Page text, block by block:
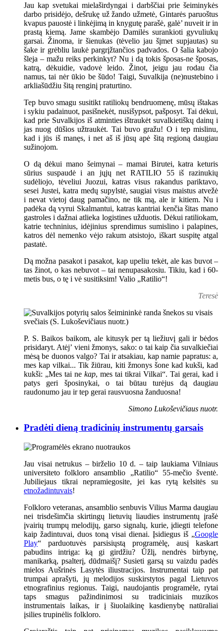
Jau kap svetukai mielaširdyngai i darbščiai prie šeiminykės
darbo prisidėjo, dešrukę už žando užmetė, Gintarės paruoštus
kvapus pauostė i linkėjimą in knygutę parašė, galė’ nuveit ir in
prastą kiemą. Jame skambėjo Damilės surankioti gyvuliukų
garsai. Žinoma, ir šienukas (tėvelio jau šįmet supjautas) su
šake ir grėbliu laukė pargrįžtančios padvados. O šalia kabojo
šleja – mažu reiks perkinkyt? Nu i dą tokis šposas-ne šposas,
katrą, dėkuidie, vadovė leido. Žinot, jeigu jau rodau čia
namus, tai nėr ūkio be šūdo! Taigi, Suvalkija (ne)nustebino i
arkliašūdžiu šitą renginį praturtino.
Tep buvo smagu susitikt ratiliokų bendruomenę, mūsų ištakas
i sykiu padainuot, pasišnekėt, nusišypsot, pašposyt. Tai dėkui,
kad prie Suvalkijos iš atminties ištraukėt suvalkietiškų dainų i
jas nuog dūšios užtraukėt. Tai buvo gražu! O i tep mislinu,
kad i jūs iš manęs, i net aš iš jūsų apė šitą regioną daugiau
sužinojom.
O dą dėkui mano šeimynai – mamai Birutei, katra keturis
sūrius suspaudė i an jųjų net RATILIO 55 iš razinukių
sudėliojo, tėveliui Juozui, katras visus rakandus pariktavo,
sesei Justei, katra medų supylstė, saugiai visus maistus atvežė
i nevat vietoj daug pamačino, ne tik mą, ale ir kitiem. Nu i
padėka dą vyrui Skalmantui, katras kantriai kenčia šitas mano
gastroles i dažnai atlieka logistines užduotis. Dėkui ratiliokam,
katrie techninius, idėjinius sprendimus sumislino i palapines,
katros dėl nemenko vėjo rakum atsistojo, iškart suspitę atgal
pastatė.
Dą možna pasakot i pasakot, kap upeliu tekėt, ale kas buvot –
tas žinot, o kas nebuvot – tai nenupasakosiu. Tikiu, kad i 60-
metis bus, o tę i vė susitiksim! Valio „Ratilio“!
Teresė
P. S. Baikos baikom, ale kitusyk per tą liežiuvį gali ir bėdos
prisidaryt. Atėj’ vieni žmonys, sako: o tai kaip čia suvalkiečiai
mėsą be duonos valgo? Tai ir atsakiau, kap namie papratus: a,
mes kap vilkai... Tik žiūrau, kiti žmonys šone kad kukši, kad
kukši: „Mes tai ne kap, mes tai tikrai Vilkai“. Tai gerai, kad i
patys geri šposinykai, o tai būtau turėjus dą daugiau
raudonumo jau ir tep gerai rausvuosna žanduosna!
Simono Lukoševičiaus nuotr.
Pradėti dieną tradicinių instrumentų garsais
Jau visai netrukus – birželio 10 d. – taip laukiama Vilniaus
universiteto folkloro ansamblio „Ratilio“ 55-mečio šventė.
Jubiliejaus tikrai nepramiegosite, jei kas rytą kelsitės su
etnožadintuvais!
Folkloro veteranas, ansamblio senbuvis Vilius Marma daugiau
nei trisdešimčia skirtingų lietuvių liaudies instrumentų įrašė
įvairių trumpų melodijų, garso signalų, kurie, įdiegti telefone
kaip žadintuvai, duos toną visai dienai. Įsidiegus iš „Google
Play“ parduotuvės parsisiųstą programėlę, ausį kaskart
pabudins intriga: ką gi girdžiu? Ūžlį, nendrės birbynę,
manikarką, psalterį, dūdmaišį? Susieti garsą su vaizdu padės
mielos Aušrinės Lasytės iliustracijos. Instrumentai taip pat
trumpai aprašyti, jų melodijos suskirstytos pagal Lietuvos
etnografinius regionus. Taigi, naudojantis programėle, rytai
taps smagus pažindinimosi su tradiciniais muzikos
instrumentais laikas, ir į šiuolaikinę kasdienybę natūraliai
įsilies trupinėlis folkloro.